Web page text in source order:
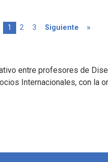
Página actual
1 Page
2 Page
3 Siguiente página
Siguiente »
entre profesores de
Internacionales, con la